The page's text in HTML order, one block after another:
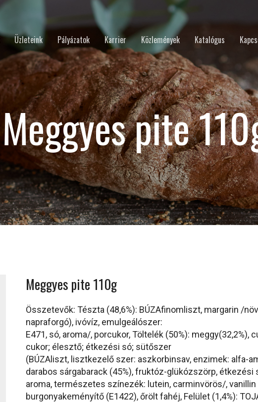
Üzleteink Pályázatok Karrier Közlemények Katalógus
Meggyes pite
Meggyes pite 110g
Összetevők: Tészta (48,6%): BÚZAfinomliszt, margarin /
napraforgó), ivóvíz, emulgeálószer:
E471, só, aroma/, porcukor, Töltelék (50%): meggy(32,2%),
cukor; élesztő; étkezési só; sütőszer
(BÚZAliszt, lisztkezelő szer: aszkorbinsav, enzimek: alfa-
darabos sárgabarack (45%), fruktóz-glükózszörp, étkezési
aroma, természetes színezék: lutein, carminvörös/,
burgonyakeményítő (E1422), őrölt fahéj, Felület (1,4%):